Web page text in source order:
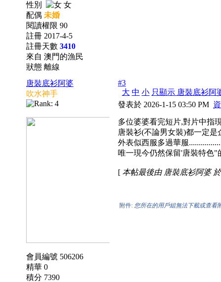
性別
女
配偶 未婚
閱讀權限 90
註冊 2017-4-5
註冊天數 3410
來自 澳門的漁民
狀態 離線
唐裝底衫阿婆
吹水神手
會員編號 506206
精華 0
積分 7390
#3
大 中 小 只顯示 唐裝底衫阿
發表於 2026-1-15 03:50 PM
多位婆婆看完短片,對片中指
唐裝衫(不論男女裝)都一定
外表似西服多過華服
唯一現今仍然保留'唐裝特色"
[ 本帖最後由 唐裝底衫阿婆
附件: 您所在的用戶組無法下載或查看